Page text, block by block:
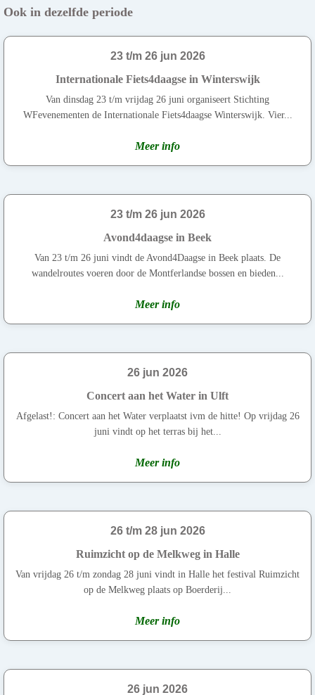
Ook in dezelfde periode
23 t/m 26 jun 2026
Internationale Fiets4daagse in Winterswijk
Van dinsdag 23 t/m vrijdag 26 juni organiseert Stichting
WFevenementen de Internationale Fiets4daagse Winterswijk. Vier...
Meer info
23 t/m 26 jun 2026
Avond4daagse in Beek
Van 23 t/m 26 juni vindt de Avond4Daagse in Beek plaats. De
wandelroutes voeren door de Montferlandse bossen en bieden...
Meer info
26 jun 2026
Concert aan het Water in Ulft
Afgelast!: Concert aan het Water verplaatst ivm de hitte! Op vrijdag 26
juni vindt op het terras bij het...
Meer info
26 t/m 28 jun 2026
Ruimzicht op de Melkweg in Halle
Van vrijdag 26 t/m zondag 28 juni vindt in Halle het festival Ruimzicht
op de Melkweg plaats op Boerderij...
Meer info
26 jun 2026